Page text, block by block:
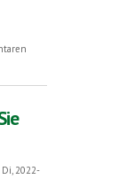
2022-